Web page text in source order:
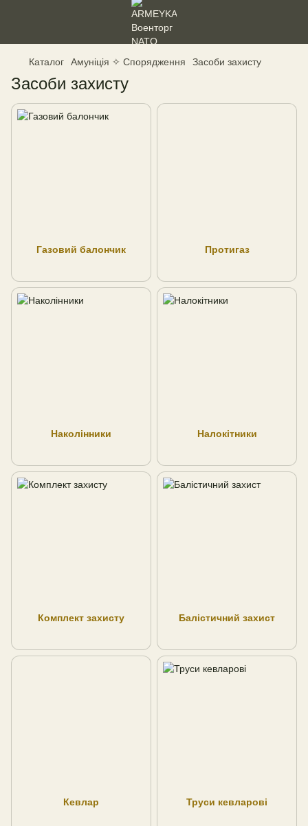
Каталог Амуніція ✧ Спорядження Засоби захисту
Засоби захисту
Газовий балончик Протигаз
Наколінники Налокітники
Комплект захисту Балістичний захист
Кевлар Труси кевларові